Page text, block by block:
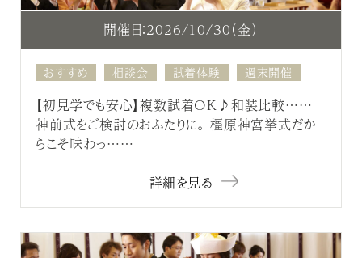
開催日：2026/10/30（金）
おすすめ 相談会 試着体験 週末開催
【初見学でも安心】複数試着OK♪和装比較……
神前式をご検討のおふたりに。 橿原神宮挙式だか
らこそ味わっ……
詳細を見る